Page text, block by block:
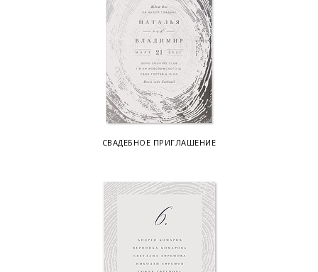
СВАДЕБНОЕ ПРИГЛАШЕНИЕ